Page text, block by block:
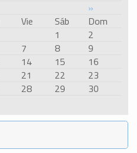
»
Vie Sáb
Dom
1
2
7 8
9
14 15
16
21 22
23
28 29
30